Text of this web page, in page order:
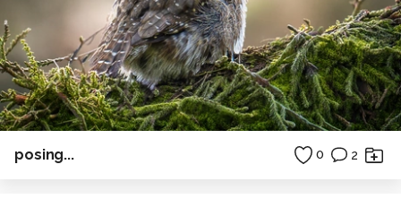
posing... 0 2